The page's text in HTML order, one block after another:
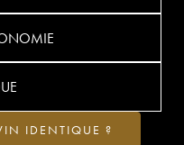
IDENTIQUE ?